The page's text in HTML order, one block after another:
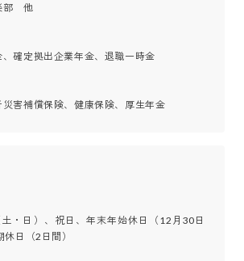
部　他
確定拠出企業年金、退職一時金
害補償保険、健康保険、厚生年金
・日）、祝日、年末年始休日（12月30日
日（2日間）